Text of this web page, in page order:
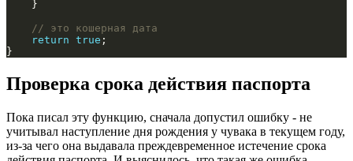
return true
}
Проверка срока действия паспорта
Пока писал эту функцию, сначала допустил ошибку - не
учитывал наступление дня рождения у чувака в текущем году,
из-за чего она выдавала преждевременное истечение срока